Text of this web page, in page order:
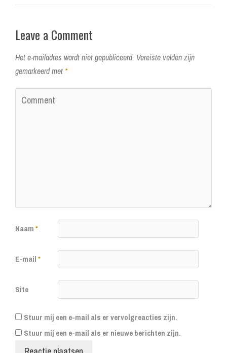
Leave a Comment
Het e-mailadres wordt niet gepubliceerd. Vereiste velden zijn
gemarkeerd met *
Naam*
E-mail*
Site
Stuur mij een e-mail als er vervolgreacties zijn.
Stuur mij een e-mail als er nieuwe berichten zijn.